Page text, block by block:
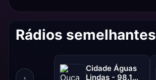
Rádios semelhantes
‹
Cidade Águas
Lindas - 98.1